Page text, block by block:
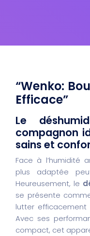
“Wenko:
Efficace”
Le
compagnon
sains et
Face à l’humidité
plus adaptée
Heureusement, le
se présente
lutter
Avec ses
compact, cet